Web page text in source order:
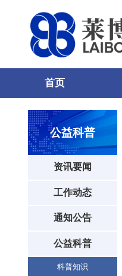
首页
公益科普
资讯要闻
工作动态
通知公告
公益科普
科普知识